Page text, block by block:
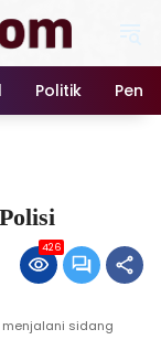
Politik
426
sidang